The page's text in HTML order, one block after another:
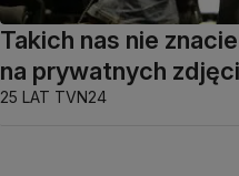
Takich nas nie
na prywatnych
25 LAT TVN24